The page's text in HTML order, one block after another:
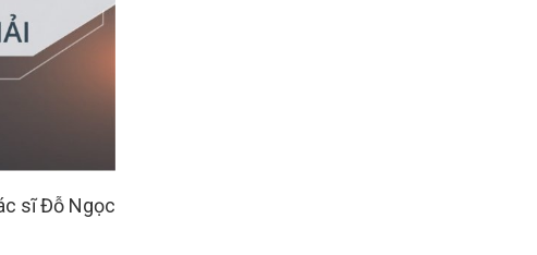
sĩ Đỗ Ngọc